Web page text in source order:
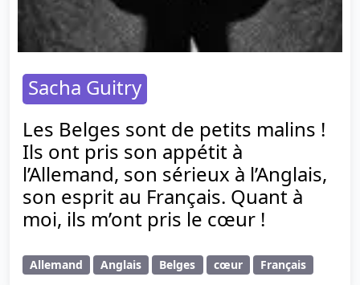
Sacha Guitry
Les Belges sont de petits malins !
Ils ont pris son appétit à
l’Allemand, son sérieux à l’Anglais,
son esprit au Français. Quant à
moi, ils m’ont pris le cœur !
Allemand Anglais Belges cœur Français